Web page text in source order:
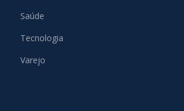
Saúde
Tecnologia
Varejo